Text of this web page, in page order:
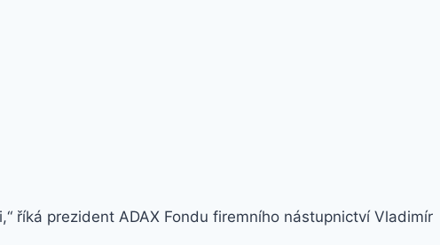
říká prezident ADAX Fondu firemního nástupnictví Vladimír